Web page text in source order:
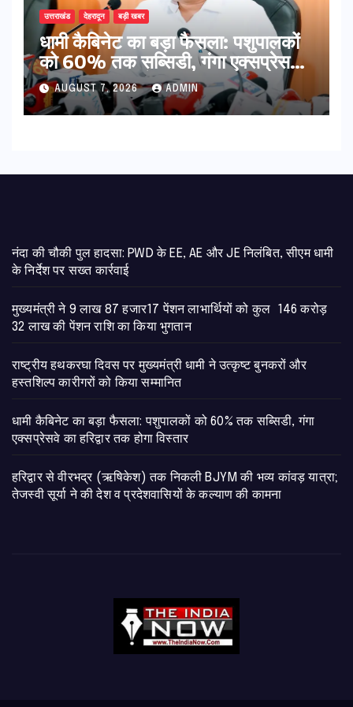
उत्तराखंड देहरादून बड़ी खबर
​धामी कैबिनेट का बड़ा फैसला: पशुपालकों
को 60% तक सब्सिडी, गंगा एक्सप्रेसवे
का हरिद्वार तक होगा विस्तार
AUGUST 7, 2026 ADMIN
नंदा की चौकी पुल हादसा: PWD के EE, AE और JE निलंबित, सीएम धामी
के निर्देश पर सख्त कार्रवाई
मुख्यमंत्री ने 9 लाख 87 हजार17 पेंशन लाभार्थियों को कुल 146 करोड़
32 लाख की पेंशन राशि का किया भुगतान
राष्ट्रीय हथकरघा दिवस पर मुख्यमंत्री धामी ने उत्कृष्ट बुनकरों और
हस्तशिल्प कारीगरों को किया सम्मानित
​धामी कैबिनेट का बड़ा फैसला: पशुपालकों को 60% तक सब्सिडी, गंगा
एक्सप्रेसवे का हरिद्वार तक होगा विस्तार
​हरिद्वार से वीरभद्र (ऋषिकेश) तक निकली BJYM की भव्य कांवड़ यात्रा;
तेजस्वी सूर्या ने की देश व प्रदेशवासियों के कल्याण की कामना